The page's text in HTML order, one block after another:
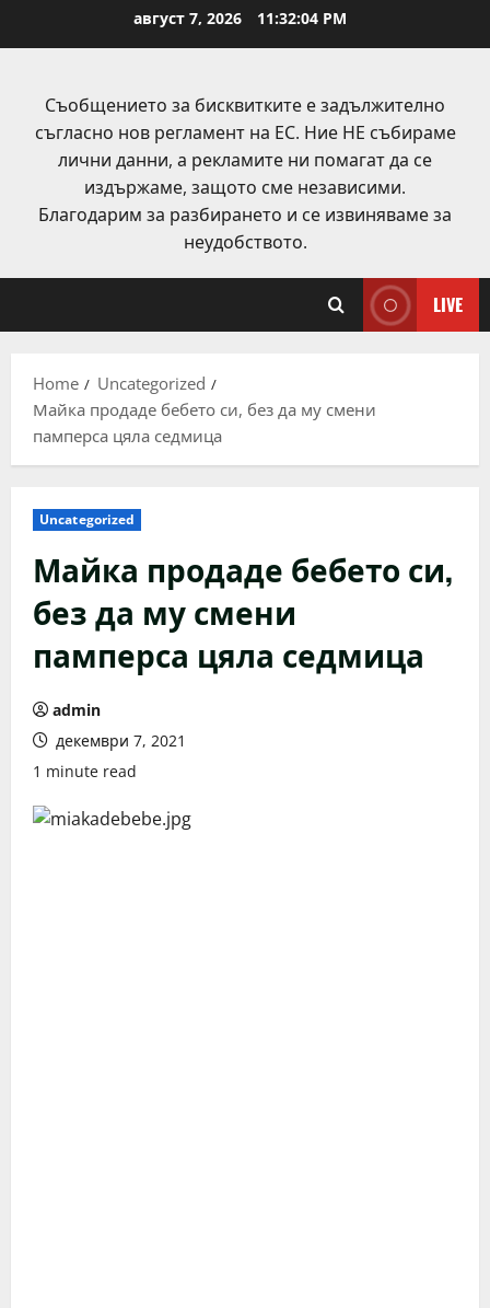
август 7, 2026 11:32:05 PM
Съобщението за бисквитките е задължително
съгласно нов регламент на ЕС. Ние НЕ събираме
лични данни, а рекламите ни помагат да се
издържаме, защото сме независими.
Благодарим за разбирането и се извиняваме за
неудобството.
LIVE
Home
Uncategorized
Майка продаде бебето си, без да му смени
памперса цяла седмица
Uncategorized
Майка продаде бебето си,
без да му смени
памперса цяла седмица
admin
декември 7, 2021
1 minute read